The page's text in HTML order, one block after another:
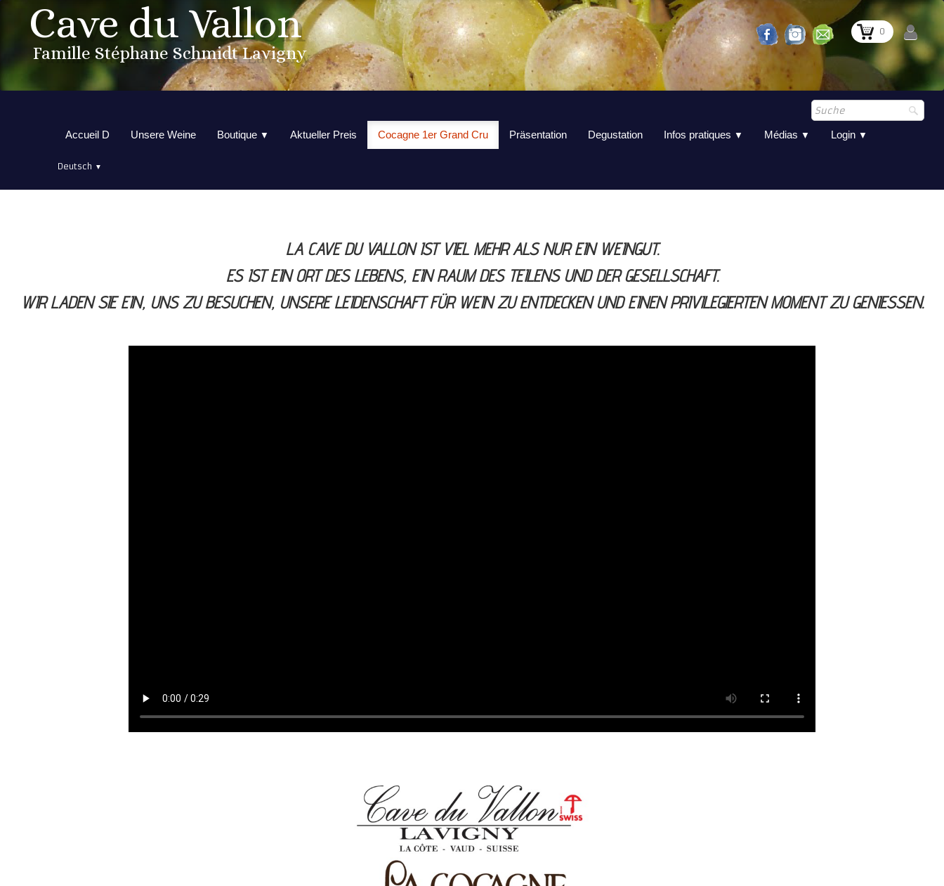
Cave du Vallon
Famille Stéphane Schmidt Lavigny
0
Accueil D Unsere Weine Boutique ▼ Aktueller Preis Cocagne 1er Grand Cru Präsentation Degustation Infos pratiques ▼ Médias ▼ Login ▼
Deutsch ▼
LA CAVE DU VALLON IST VIEL MEHR ALS NUR EIN WEINGUT.
ES IST EIN ORT DES LEBENS, EIN RAUM DES TEILENS UND DER GESELLSCHAFT.
WIR LADEN SIE EIN, UNS ZU BESUCHEN, UNSERE LEIDENSCHAFT FÜR WEIN ZU ENTDECKEN UND EINEN PRIVILEGIERTEN MOMENT ZU GENIESSEN.